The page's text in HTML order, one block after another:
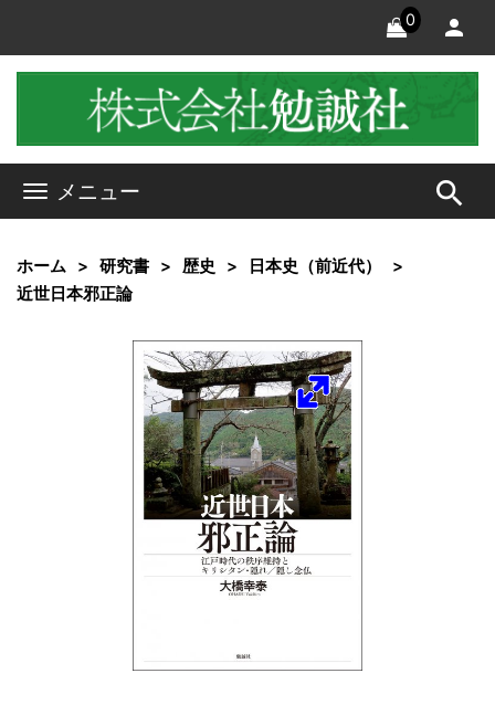
0
メニュー search
ホーム 研究書 歴史
日本史（前近代）
近世日本邪正論